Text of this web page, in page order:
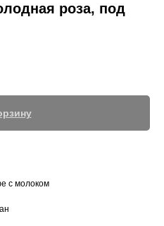
роза, под
с молоком